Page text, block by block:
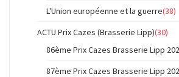
L'Union européenne et la guerre(38)
ACTU Prix Cazes (Brasserie Lipp)(30)
86ème Prix Cazes Brasserie Lipp
87ème Prix Cazes Brasserie Lipp